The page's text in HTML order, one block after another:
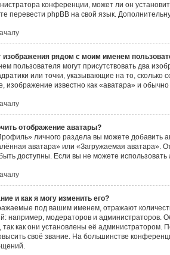
конференции, может ли он
перевести phpBB на свой язык.
изображения рядом с моим именем
пользователя могут присутствовать два
или точки, указывающие на то,
изображение известно как «аватара» и
отображение аватары?
личного раздела вы можете добавить
аватара» или «Загружаемая аватара».
доступны. Если вы не можете
и как я могу изменить его?
под вашим именем, отражают
например, модераторов и
как они установлены её
своё звание. На большинстве